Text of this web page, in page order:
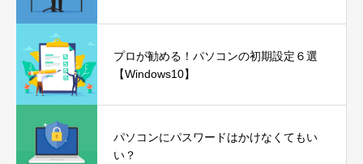
プロが勧める！パソコンの初期設定６選
【Windows10】
パソコンにパスワードはかけなくてもい
い？